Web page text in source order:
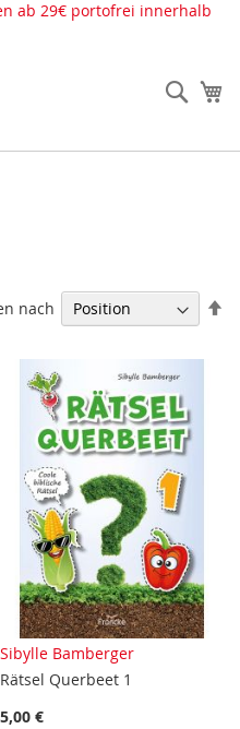
ab 29€ portofrei innerhalb
nach
Sibylle Bamberger
Rätsel Querbeet 1
5,00 €